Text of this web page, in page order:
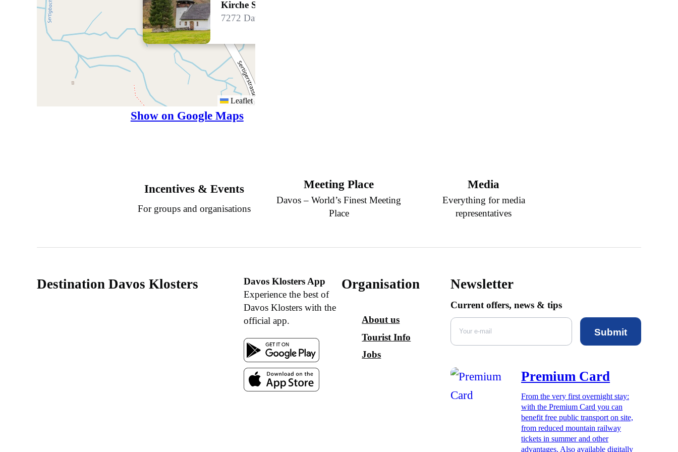
Kirche Sertig
7272 Davos Clavadel
Leaflet
Show on Google Maps
Incentives & Events
For groups and organisations
Meeting Place
Davos – World’s Finest Meeting
Place
Media
Everything for media
representatives
Destination Davos Klosters
Davos Klosters App
Experience the best of
Davos Klosters with the
official app.
Organisation
About us
Tourist Info
Jobs
Newsletter
Current offers, news & tips
Submit
Premium Card
From the very first overnight stay:
with the Premium Card you can
benefit free public transport on site,
from reduced mountain railway
tickets in summer and other
advantages. Also available digitally